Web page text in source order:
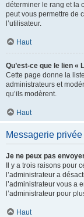
déterminer le rang et la
peut vous permettre de
l’utilisateur.
Haut
Qu’est-ce que le lien «
Cette page donne la
administrateurs et
qu’ils modèrent.
Haut
Messagerie privée
Je ne peux pas
Il y a trois raisons pour
l’administrateur a
l’administrateur vous a
l’administrateur pour
Haut